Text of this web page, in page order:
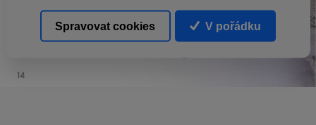
Spravovat cookies V pořádku